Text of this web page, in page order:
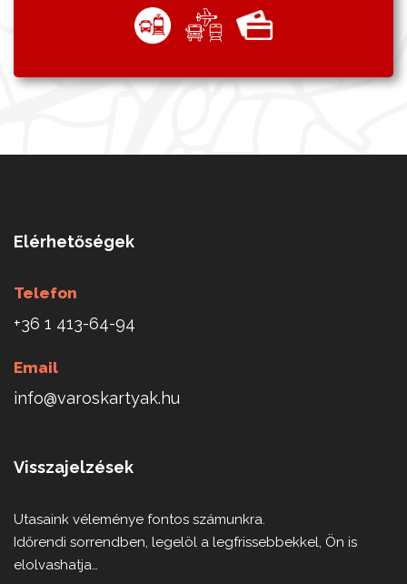
Elérhetőségek
Telefon
+36 1 413-64-94
Email
info@varoskartyak.hu
Visszajelzések
Utasaink véleménye fontos számunkra.
Időrendi sorrendben, legelöl a legfrissebbekkel, Ön is
elolvashatja…